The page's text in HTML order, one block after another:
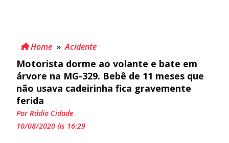
Home »Acidente
Motorista dorme ao volante e bate em
árvore na MG-329. Bebê de 11 meses que
não usava cadeirinha fica gravemente
ferida
Por Rádio Cidade
10/08/2020 às 16:29